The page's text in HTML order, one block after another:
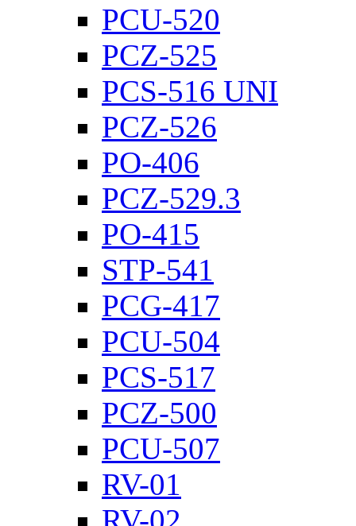
PCU-520
PCZ-525
PCS-516 UNI
PCZ-526
PO-406
PCZ-529.3
PO-415
STP-541
PCG-417
PCU-504
PCS-517
PCZ-500
PCU-507
RV-01